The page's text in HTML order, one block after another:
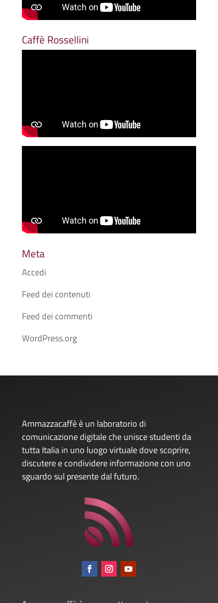
Caffè Rossellini
Meta
Accedi
Feed dei contenuti
Feed dei commenti
WordPress.org
Ammazzacaffè è un laboratorio di
comunicazione digitale che unisce studenti da
tutta Italia in uno luogo virtuale dove scoprire,
discutere e condividere informazione con uno
sguardo sul presente dal futuro.